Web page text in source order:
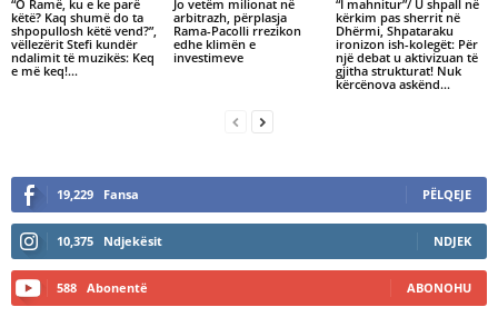
“O Ramë, ku e ke parë
këtë? Kaq shumë do ta
shpopullosh këtë vend?”,
vëllezërit Stefi kundër
ndalimit të muzikës: Keq
e më keq!...
Jo vetëm milionat në
arbitrazh, përplasja
Rama-Pacolli rrezikon
edhe klimën e
investimeve
“I mahnitur”/ U shpall në
kërkim pas sherrit në
Dhërmi, Shpataraku
ironizon ish-kolegët: Për
një debat u aktivizuan të
gjitha strukturat! Nuk
kërcënova askënd...
19,229 Fansa PËLQEJE
10,375 Ndjekësit NDJEK
588 Abonentë ABONOHU